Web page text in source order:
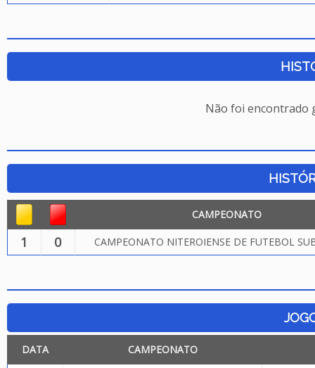
Não foi encontrado
CAMPEONATO
1 0 CAMPEONATO NITEROIENSE DE FUTEBOL
DATA CAMPEONATO